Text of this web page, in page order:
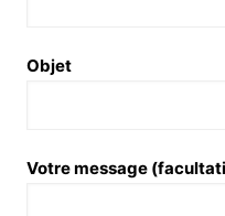
Objet
Votre message